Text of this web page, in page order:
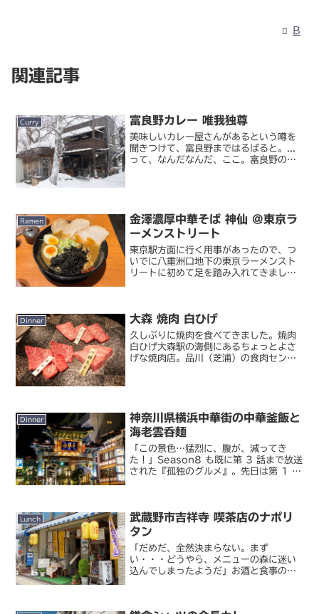
B
関連記事
Curry 富良野カレー 唯我独尊
美味しいカレー屋さんがあるという噂を
聞きつけて、富良野まではるばると。...
って、なんだなんだ、ここ。富良野の駅
Ramen
金澤濃厚中華そば 神仙 @東京ラ
ーメンストリート
東京駅方面に行く用事があったので、つ
いでに八重洲口地下の東京ラーメンスト
リートに初めて足を踏み入れてきまし
どご当地ラーメン的なのあ...
Dinner 大森 焼肉 白ひげ
久しぶりに焼肉を食べてきました。焼肉
白ひげ大森駅の海側にあるちょっとよさ
げな焼肉店。品川（芝浦）の食肉センタ
Dinner
神奈川県横浜中華街の中華釜飯と
海老雲呑麺
「この景色…猛烈に、腹が、減ってき
た！」Season8 も既に第 3 話まで放送
された『孤独のグルメ』。先日は第 1 話
てきました。昼...
Lunch
武蔵野市吉祥寺 喫茶店のナポリ
タン
「だめだ、全然決まらない。まず
い・・・どうやら、メニューの森に迷い
込んでしまったようだ」お酒と食事の店